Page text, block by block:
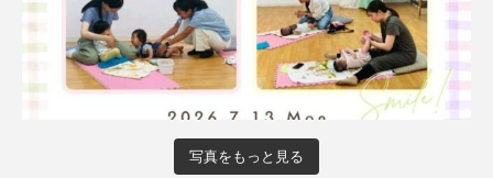
写真をもっと見る